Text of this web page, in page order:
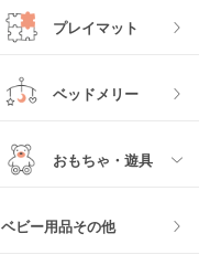
テーブルチェア
すべて
木製
マット製
プレイマット
ベッドメリー
おもちゃ・遊具
ベビー用品その他